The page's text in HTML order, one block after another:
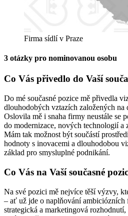
Firma sídlí v Praze
3 otázky pro nominovanou osobu
Co Vás přivedlo do Vaší
Do mé současné pozice mě přivedla
dlouhodobých vztazích založených na
Oslovila mě i snaha firmy neustále se
do modernizace, nových technologií a
Mám tak možnost být součástí
hodnoty s inovacemi a dlouhodobou
základ pro smysluplné podnikání.
Co Vás na Vaší současné
Na své pozici mě nejvíce těší výzvy,
– ať už jde o naplňování ambiciózních
strategická a marketingová